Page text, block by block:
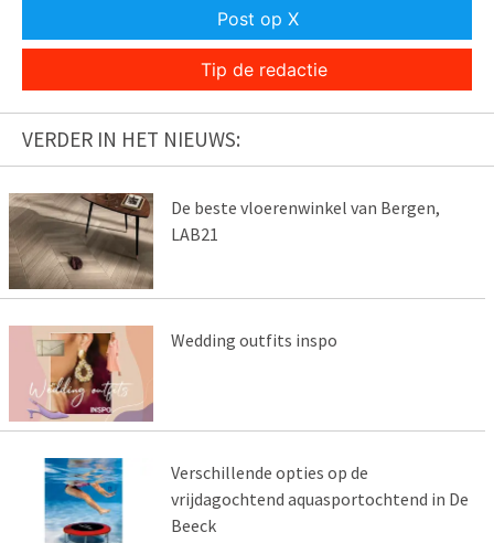
Post op X
Tip de redactie
VERDER IN HET NIEUWS:
De beste vloerenwinkel van Bergen,
LAB21
Wedding outfits inspo
Verschillende opties op de
vrijdagochtend aquasportochtend in De
Beeck